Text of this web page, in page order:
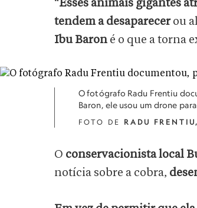
“Esses animais gigantes
tendem a desaparecerou
Ibu Baron é o que a torna
O fotógrafo Radu Frentiu
Baron, ele usou um drone
FOTO DE RADU
O conservacionista local
notícia sobre a cobra,